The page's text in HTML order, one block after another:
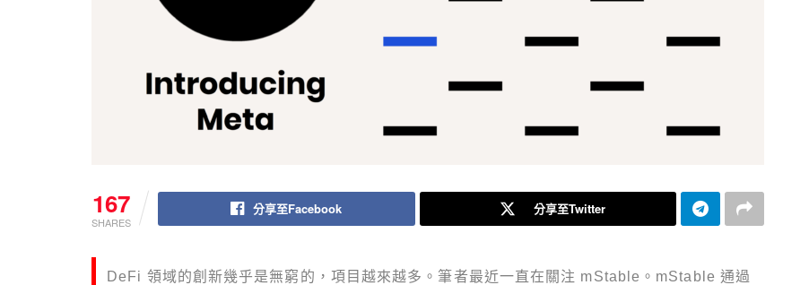
167
SHARES
分享至Facebook 分享至Twitter
DeFi 領域的創新幾乎是無窮的，項目越來越多。筆者最近一直在關注 mStable。mStable 通過